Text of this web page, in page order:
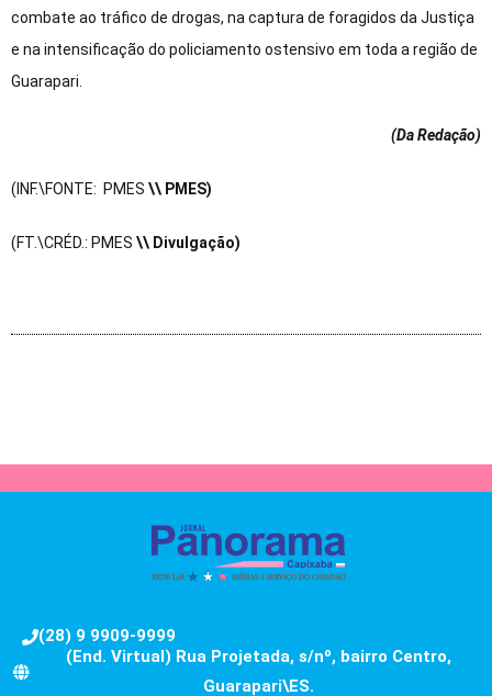
combate ao tráfico de drogas, na captura de foragidos da Justiça
e na intensificação do policiamento ostensivo em toda a região de
Guarapari.
(Da Redação)
(INF.\FONTE: PMES \\ PMES)
(FT.\CRÉD.: PMES \\ Divulgação)
(28) 9 9909-9999
(End. Virtual) Rua Projetada, s/nº, bairro Centro,
Guarapari\ES.